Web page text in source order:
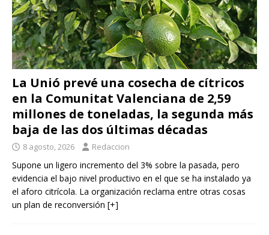
La Unió prevé una cosecha de cítricos
en la Comunitat Valenciana de 2,59
millones de toneladas, la segunda más
baja de las dos últimas décadas
8 agosto, 2026 Redaccion
Supone un ligero incremento del 3% sobre la pasada, pero
evidencia el bajo nivel productivo en el que se ha instalado ya
el aforo citrícola. La organización reclama entre otras cosas
un plan de reconversión [+]